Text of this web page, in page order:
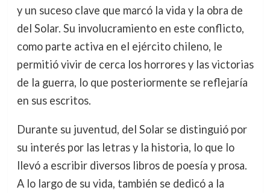
y un suceso clave que marcó la vida y la obra de
del Solar. Su involucramiento en este conflicto,
como parte activa en el ejército chileno, le
permitió vivir de cerca los horrores y las victorias
de la guerra, lo que posteriormente se reflejaría
en sus escritos.
Durante su juventud, del Solar se distinguió por
su interés por las letras y la historia, lo que lo
llevó a escribir diversos libros de poesía y prosa.
A lo largo de su vida, también se dedicó a la